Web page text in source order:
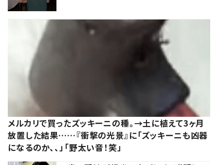
メルカリで買ったズッキーニの種。→土に植えて3ヶ月
放置した結果……『衝撃の光景』に「ズッキーニも凶器
になるのか、、」「野太い音！笑」